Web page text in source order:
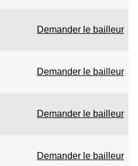
Demander le bailleur
Demander le bailleur
Demander le bailleur
Demander le bailleur